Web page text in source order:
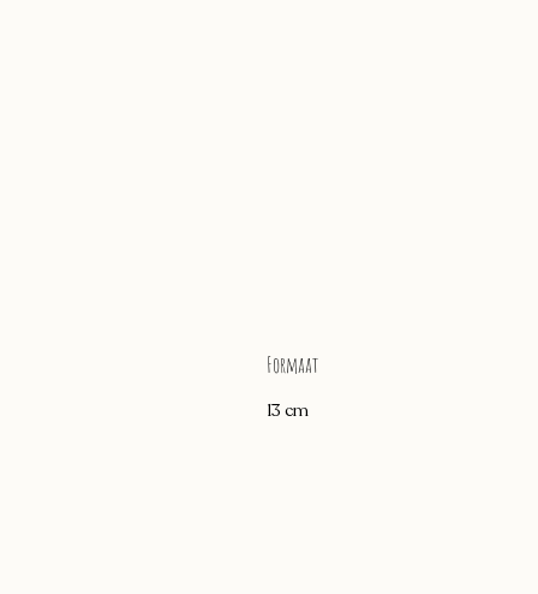
Formaat
13 cm